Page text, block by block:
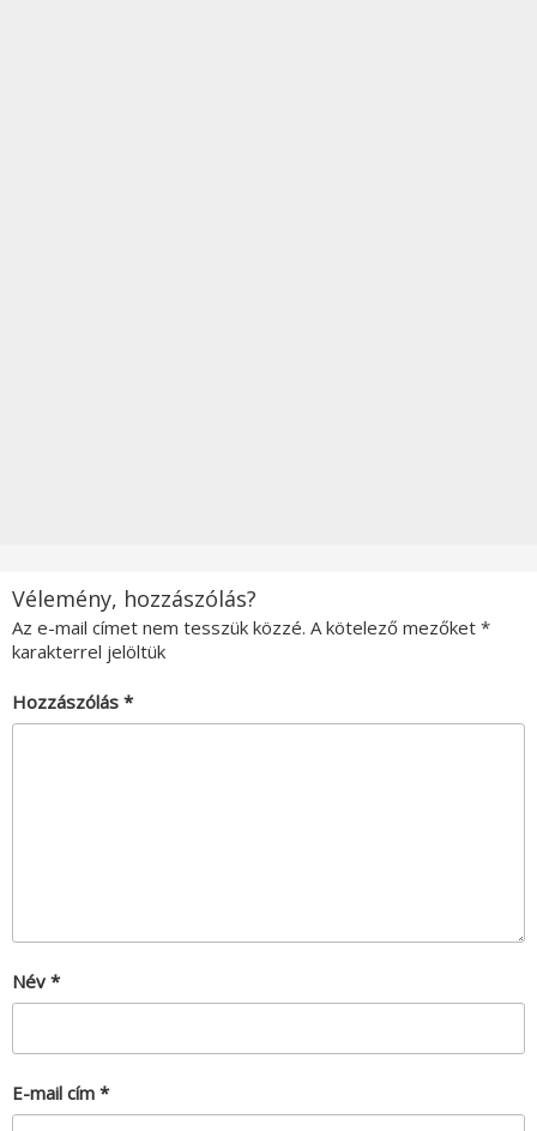
Vélemény, hozzászólás?
Az e-mail címet nem tesszük közzé. A kötelező mezőket *
karakterrel jelöltük
Hozzászólás *
Név *
E-mail cím *